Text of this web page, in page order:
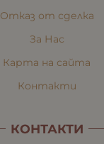
Отказ от сделка
За Нас
Карта на сайта
Контакти
КОНТАКТИ